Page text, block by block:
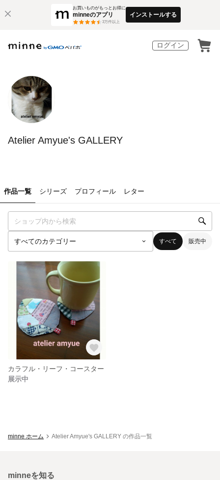
お買いものがもっとお得に
minneのアプリ
3万件以上
インストールする
ログイン
Atelier Amyue's GALLERY
作品一覧 シリーズ プロフィール レター
すべて 販売中
カラフル・リーフ・コースター
展示中
minne ホーム Atelier Amyue's GALLERY の作品一覧
minneを知る